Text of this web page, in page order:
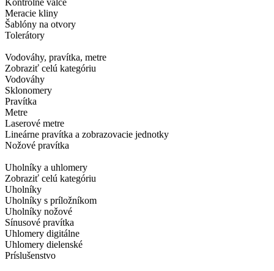
Meracie kliny
Šablóny na otvory
Tolerátory
Vodováhy, pravítka, metre
Zobraziť celú kategóriu
Vodováhy
Sklonomery
Pravítka
Metre
Laserové metre
Lineárne pravítka a zobrazovacie jednotky
Nožové pravítka
Uholníky a uhlomery
Zobraziť celú kategóriu
Uholníky
Uholníky s príložníkom
Uholníky nožové
Sínusové pravítka
Uhlomery digitálne
Uhlomery dielenské
Príslušenstvo